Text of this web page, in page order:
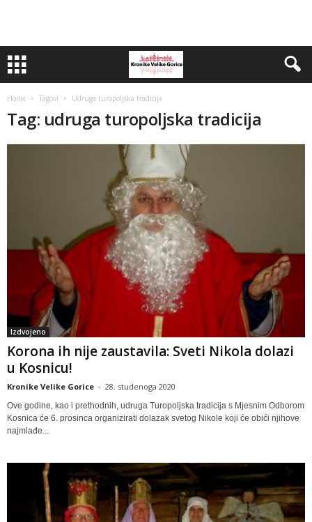
Home Tagovi Udruga turopoljska tradicija
Tag: udruga turopoljska tradicija
Izdvojeno
Korona ih nije zaustavila: Sveti Nikola dolazi
u Kosnicu!
Kronike Velike Gorice - 28. studenoga 2020
Ove godine, kao i prethodnih, udruga Turopoljska tradicija s Mjesnim Odborom
Kosnica će 6. prosinca organizirati dolazak svetog Nikole koji će obići njihove
najmlađe...